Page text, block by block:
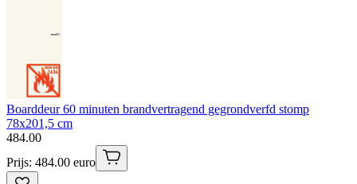
Boarddeur 60 minuten brandvertragend gegrondverfd stomp
78x201,5 cm
484.00
Prijs: 484.00 euro